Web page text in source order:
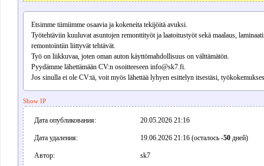
Etsimme tiimiimme osaavia ja kokeneita tekijöitä avuksi.
Työtehtäviin kuuluvat asuntojen remonttityöt ja laatoitustyöt sekä maalaus,
remontointiin liittyvät tehtävät.
Työ on liikkuvaa, joten oman auton käyttömahdollisuus on välttämätön.
Pyydämme lähettämään CV:n osoitteeseen info@sk7.fi.
Jos sinulla ei ole CV:tä, voit myös lähettää lyhyen esittelyn itsestäsi,
Show IP
Дата опубликования: 20.05.2026 21:16
Дата удаления: 19.06.2026 21:16 (осталось -50дней)
Автор: sk7